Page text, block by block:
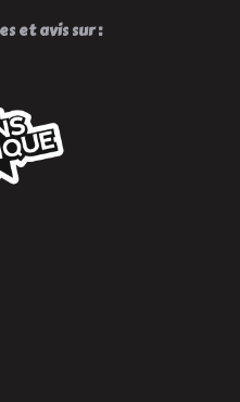
et avis sur :